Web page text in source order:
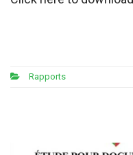
Rapports